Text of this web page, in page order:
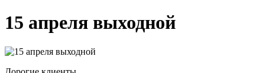
15 апреля выходной